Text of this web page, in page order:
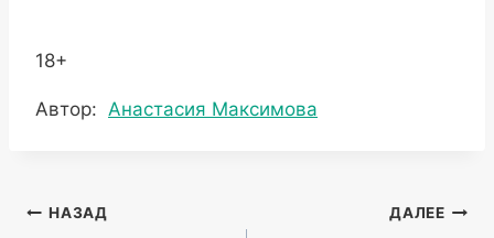
18+
Метки
Автор: Анастасия Максимова
Навигация
НАЗАД ДАЛЕЕ